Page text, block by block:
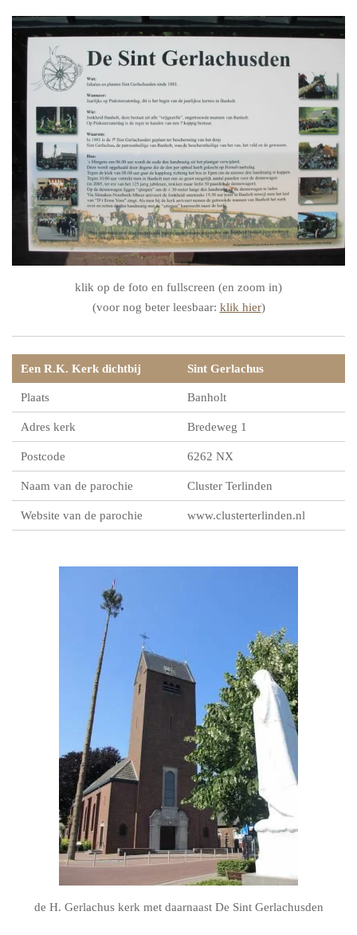
klik op de foto en fullscreen (en zoom in)
(voor nog beter leesbaar: klik hier)
Een R.K. Kerk dichtbij Sint Gerlachus
Plaats Banholt
Adres kerk Bredeweg 1
Postcode 6262 NX
Naam van de parochie Cluster Terlinden
Website van de parochie www.clusterterlinden.nl
de H. Gerlachus kerk met daarnaast De Sint Gerlachusden